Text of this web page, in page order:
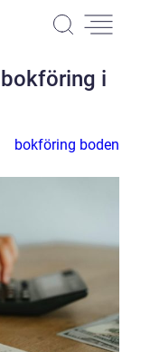
i
bokföring boden